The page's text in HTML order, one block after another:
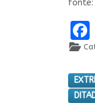
fonte: